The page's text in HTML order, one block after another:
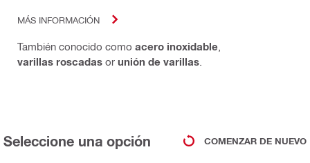
MÁS INFORMACIÓN
También conocido como acero inoxidable
varillas roscadas or unión de varillas
Seleccione una opción COMENZAR DE NUEVO